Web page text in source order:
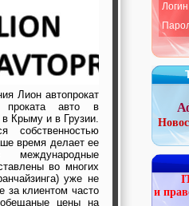
Лион автопрокат
проката авто в
Крыму и в Грузии.
собственностью
время делает ее
во многих
уже не
за клиентом часто
цены на
и